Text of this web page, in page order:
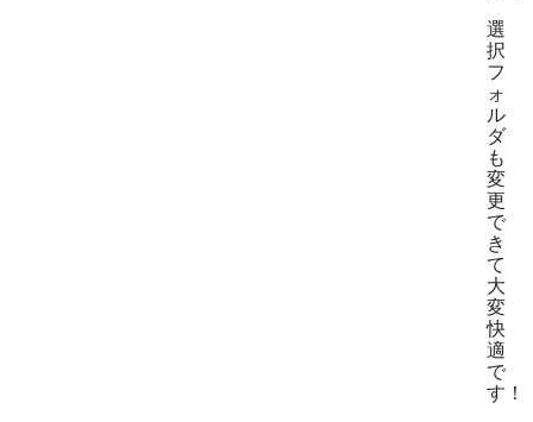
選
択
フ
ォ
ル
ダ
も
変
更
で
き
て
大
変
快
適
で
す！